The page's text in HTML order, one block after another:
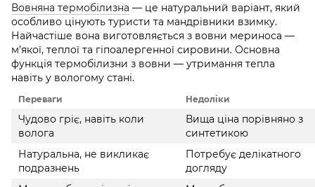
Вовняна термобілизна — це натуральний варіант, який
особливо цінують туристи та мандрівники взимку.
Найчастіше вона виготовляється з вовни мериноса —
м’якої, теплої та гіпоалергенної сировини. Основна
функція термобілизни з вовни — утримання тепла
навіть у вологому стані.
Переваги Недоліки
Чудово гріє, навіть коли
волога
Вища ціна порівняно з
синтетикою
Натуральна, не викликає
подразнень
Потребує делікатного
догляду